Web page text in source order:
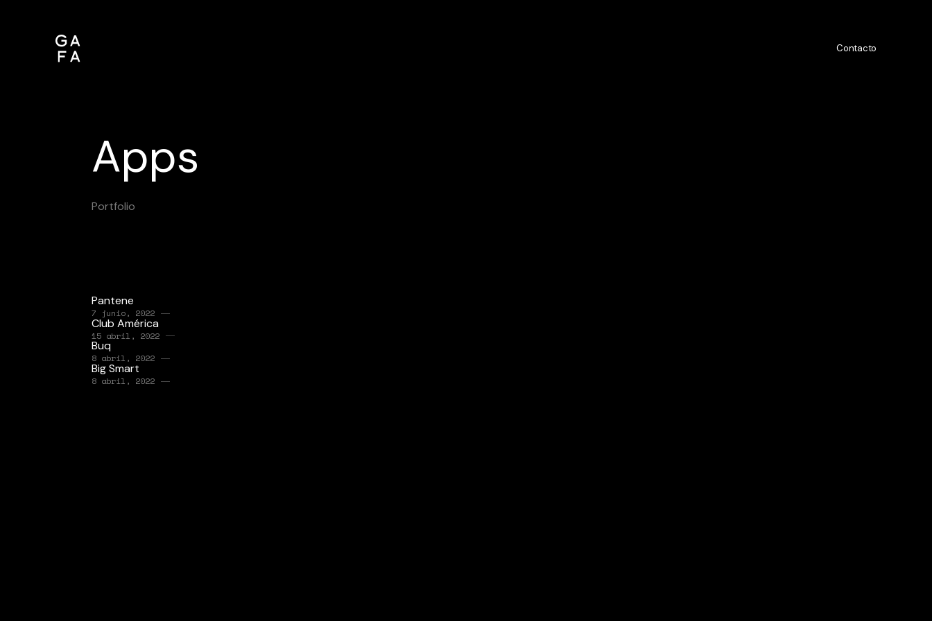
Contacto
Apps
Portfolio
Pantene
7 junio, 2022
Club América
15 abril, 2022
Buq
8 abril, 2022
Big Smart
8 abril, 2022